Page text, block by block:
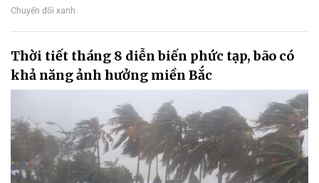
Chuyển đổi xanh
Thời tiết tháng 8 diễn biến phức tạp, bão có
khả năng ảnh hưởng miền Bắc